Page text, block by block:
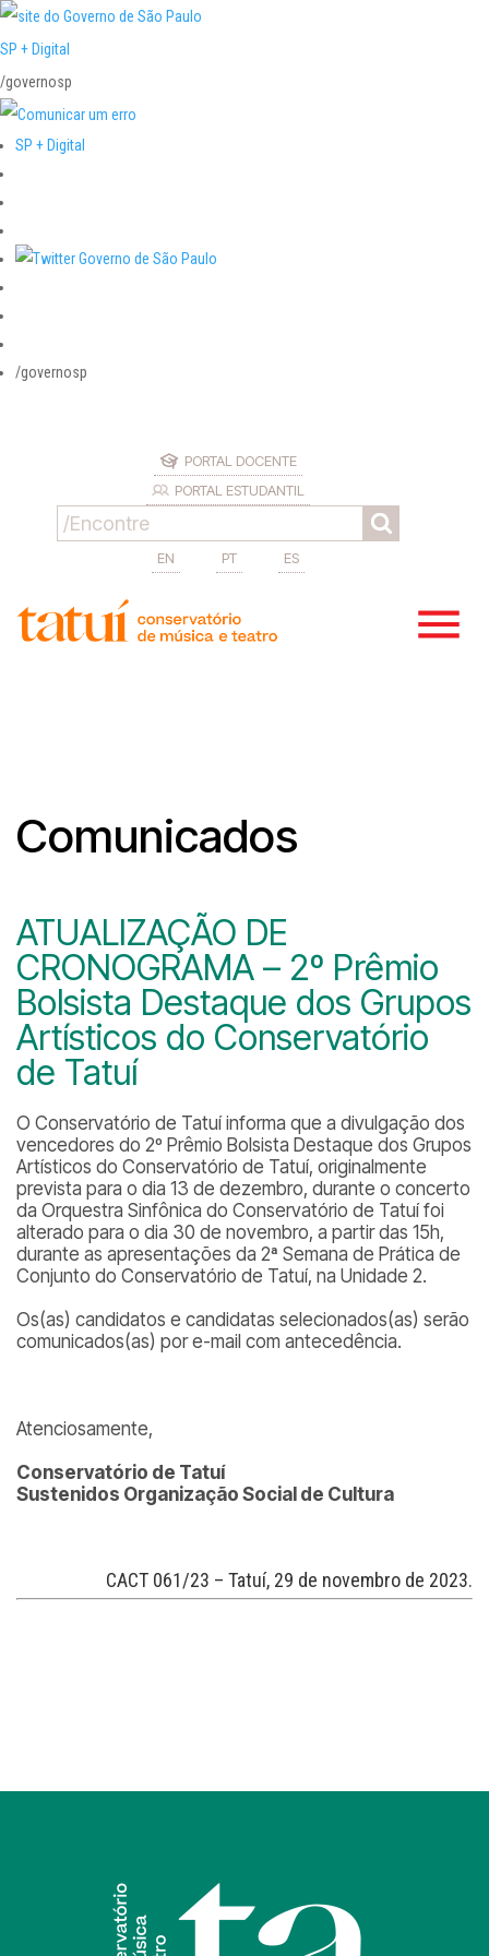
SP + Digital
/governosp
SP + Digital
/governosp
PORTAL DOCENTE
PORTAL ESTUDANTIL
EN PT ES
Comunicados
ATUALIZAÇÃO DE
CRONOGRAMA – 2º Prêmio
Bolsista Destaque dos Grupos
Artísticos do Conservatório
de Tatuí
O Conservatório de Tatuí informa que a divulgação dos
vencedores do 2º Prêmio Bolsista Destaque dos Grupos
Artísticos do Conservatório de Tatuí, originalmente
prevista para o dia 13 de dezembro, durante o concerto
da Orquestra Sinfônica do Conservatório de Tatuí foi
alterado para o dia 30 de novembro, a partir das 15h,
durante as apresentações da 2ª Semana de Prática de
Conjunto do Conservatório de Tatuí, na Unidade 2.
Os(as) candidatos e candidatas selecionados(as) serão
comunicados(as) por e-mail com antecedência.
Atenciosamente,
Conservatório de Tatuí
Sustenidos Organização Social de Cultura
CACT 061/23 – Tatuí, 29 de novembro de 2023.